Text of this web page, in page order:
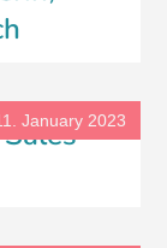
January 2023